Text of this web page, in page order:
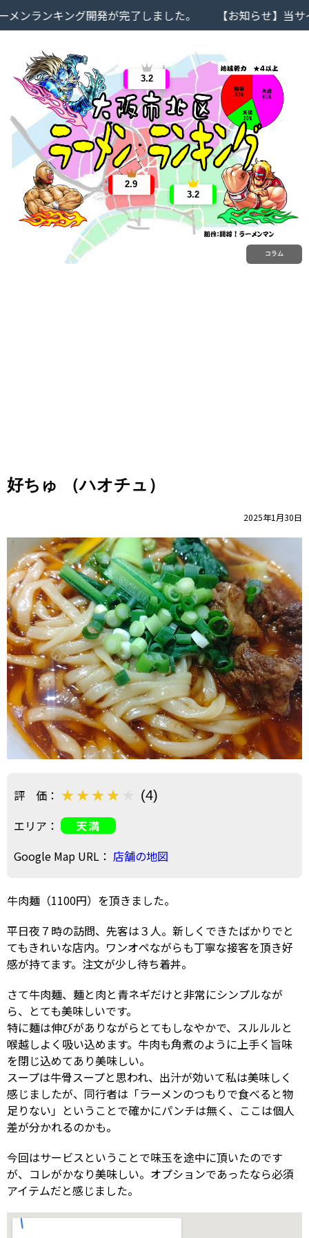
ランキング開発が完了しました。 【お知らせ】当サイ
3.2
3.2
2.9
コラム
好ちゅ （ハオチュ）
2025年1月30日
評 価： (4)
エリア：
天満
Google Map URL： 店舗の地図
牛肉麺（1100円）を頂きました。
平日夜７時の訪問、先客は３人。新しくできたばかりでと
てもきれいな店内。ワンオペながらも丁寧な接客を頂き好
感が持てます。注文が少し待ち着丼。
さて牛肉麺、麺と肉と青ネギだけと非常にシンプルなが
ら、とても美味しいです。
特に麺は伸びがありながらとてもしなやかで、スルルルと
喉越しよく吸い込めます。牛肉も角煮のように上手く旨味
を閉じ込めてあり美味しい。
スープは牛骨スープと思われ、出汁が効いて私は美味しく
感じましたが、同行者は「ラーメンのつもりで食べると物
足りない」ということで確かにパンチは無く、ここは個人
差が分かれるのかも。
今回はサービスということで味玉を途中に頂いたのです
が、コレがかなり美味しい。オプションであったなら必須
アイテムだと感じました。